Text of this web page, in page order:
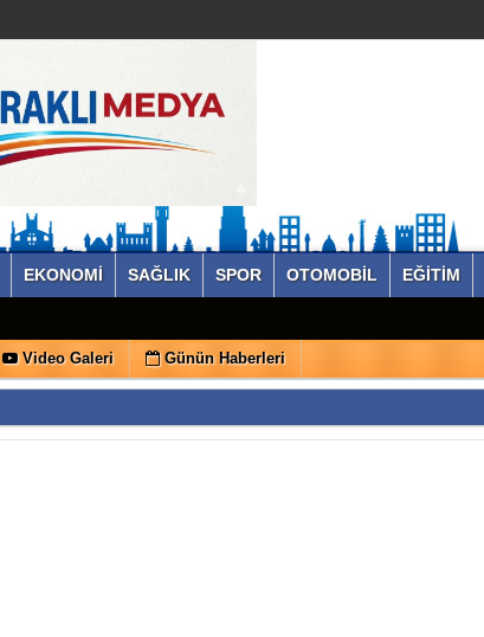
EKONOMİ SAĞLIK SPOR OTOMOBİL EĞİTİM
Video Galeri Günün Haberleri